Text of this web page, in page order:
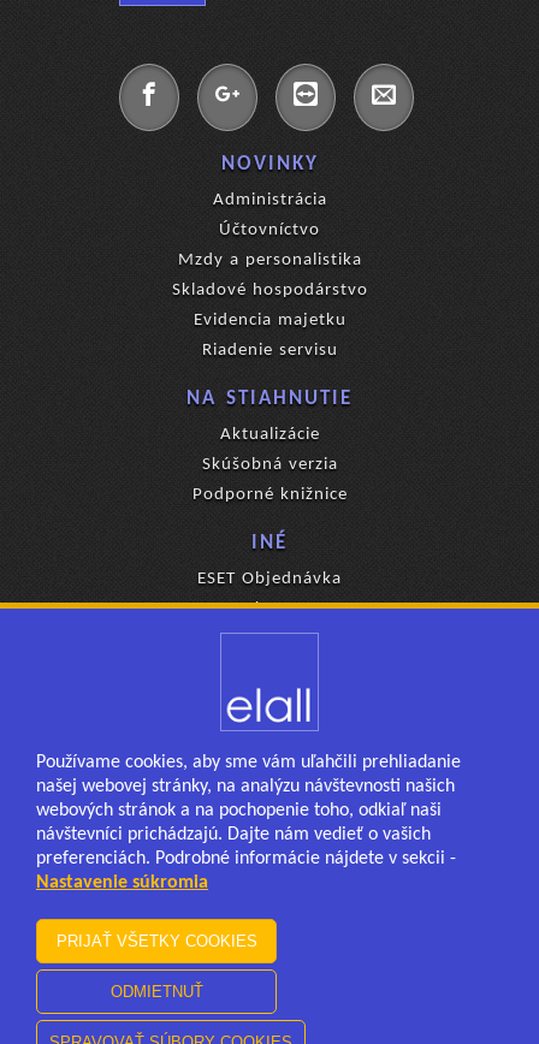
NOVINKY
Administrácia
Účtovníctvo
Mzdy a personalistika
Skladové hospodárstvo
Evidencia majetku
Riadenie servisu
NA STIAHNUTIE
Aktualizácie
Skúšobná verzia
Podporné knižnice
INÉ
ESET Objednávka
Ponuka eKasa
KONTAKT
+421 52 788 1571,2
elall@elall.sk
Používame cookies, aby sme vám uľahčili prehliadanie
našej webovej stránky, na analýzu návštevnosti našich
webových stránok a na pochopenie toho, odkiaľ naši
návštevníci prichádzajú. Dajte nám vedieť o vašich
preferenciách. Podrobné informácie nájdete v sekcii -
Nastavenie súkromia